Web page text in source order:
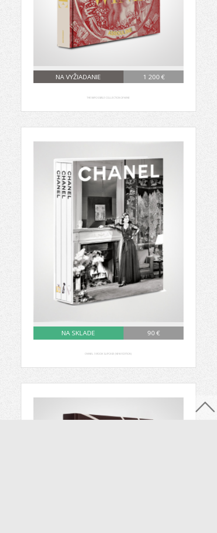
NA VYŽIADANIE 1 200 €
THE IMPOSSIBLE COLLECTION OF WINE
NA SKLADE 90 €
CHANEL 3-BOOK SLIPCASE (NEW EDITION)